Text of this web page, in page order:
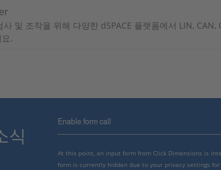
사 및 조작을 위해 다양한 dSPACE 플랫폼에서 LIN, CAN,
.
식
Enable form call
At this point, an input form from Click Dimensions is
form is currently hidden due to your privacy settings